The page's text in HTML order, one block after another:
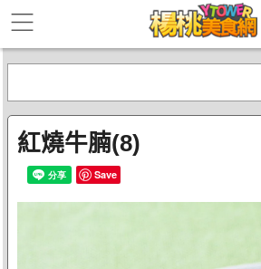
紅燒牛腩(8)
Save